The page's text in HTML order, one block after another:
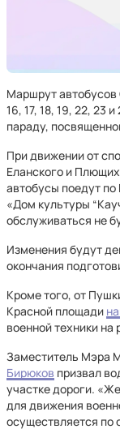
Маршрут автобусов
16, 17, 18, 19, 22, 23
параду,
При движении от
Еланского и
автобусы поедут
«Дом культуры
обслуживаться не
Изменения будут
окончания
Кроме того, от
Красной площади
военной техники
Заместитель Мэра
Бирюков призвал
участке дороги.
для движения
осуществляется по